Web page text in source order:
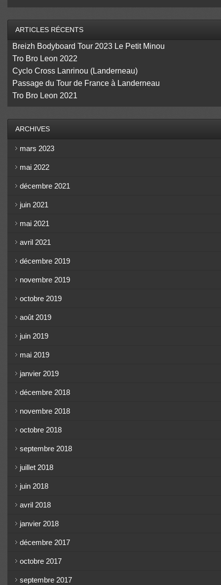
ARTICLES RÉCENTS
Breizh Bodyboard Tour 2023 Le Petit Minou
Tro Bro Leon 2022
Cyclo Cross Lanrinou (Landerneau)
Passage du Tour de France à Landerneau
Tro Bro Leon 2021
ARCHIVES
mars 2023
mai 2022
décembre 2021
juin 2021
mai 2021
avril 2021
décembre 2019
novembre 2019
octobre 2019
août 2019
juin 2019
mai 2019
janvier 2019
décembre 2018
novembre 2018
octobre 2018
septembre 2018
juillet 2018
juin 2018
avril 2018
janvier 2018
décembre 2017
octobre 2017
septembre 2017